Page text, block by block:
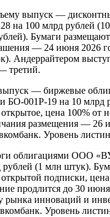
выпуск —
на 100 млрд рублей
Бумаги
— 24 июня 2026
Андеррайтером
третий.
— биржевые
БО-001Р-19 на 10 млрд
цена 100% от
размещения — 26
Уровень
облигациями ООО
(1 млн штук).
открытой подписки,
продлится до 30
рынка инноваций и
Уровень